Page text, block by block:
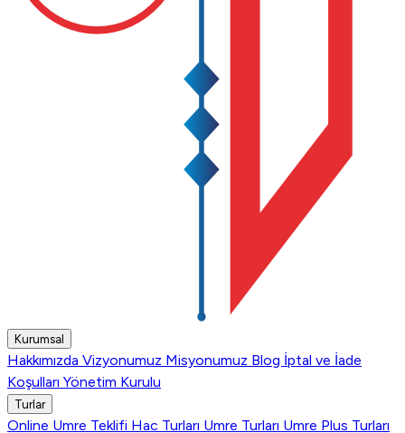
Kurumsal
Hakkımızda Vizyonumuz Misyonumuz Blog İptal ve İade
Koşulları Yönetim Kurulu
Turlar
Online Umre Teklifi Hac Turları Umre Turları Umre Plus Turları